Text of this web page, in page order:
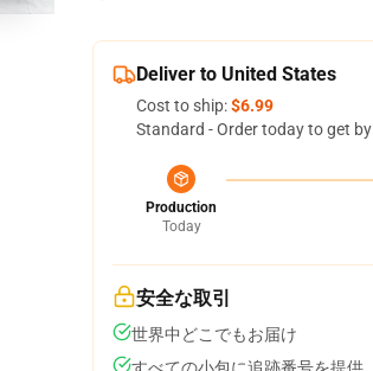
Deliver to United States
Cost to ship:$6.99
Standard - Order today to get by
Production
Today
安全な取引
世界中どこでもお届け